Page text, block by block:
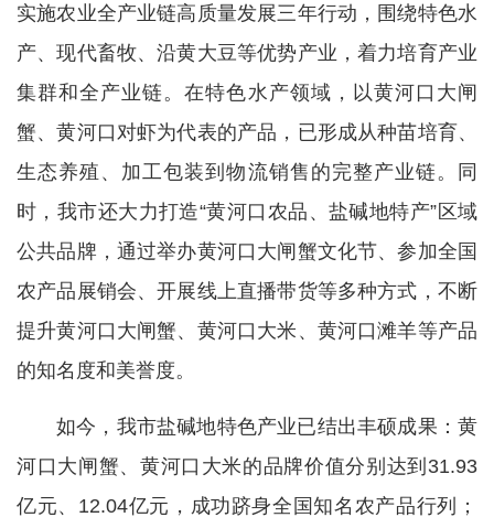
实施农业全产业链高质量发展三年行动，围绕特色水
产、现代畜牧、沿黄大豆等优势产业，着力培育产业
集群和全产业链。在特色水产领域，以黄河口大闸
蟹、黄河口对虾为代表的产品，已形成从种苗培育、
生态养殖、加工包装到物流销售的完整产业链。同
时，我市还大力打造“黄河口农品、盐碱地特产”区域
公共品牌，通过举办黄河口大闸蟹文化节、参加全国
农产品展销会、开展线上直播带货等多种方式，不断
提升黄河口大闸蟹、黄河口大米、黄河口滩羊等产品
的知名度和美誉度。
如今，我市盐碱地特色产业已结出丰硕成果：黄
河口大闸蟹、黄河口大米的品牌价值分别达到31.93
亿元、12.04亿元，成功跻身全国知名农产品行列；